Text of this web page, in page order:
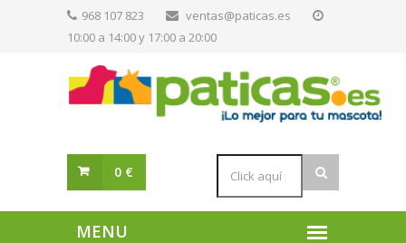
968 107 823
ventas@paticas.es
10:00 a 14:00 y 17:00 a 20:00
0 €